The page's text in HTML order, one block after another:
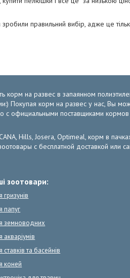
правильний вибір, адже це
корм на развес в запаянном
Покупая корм на развес у нас, Вы
с официальными поставщиками
Hills, Josera, Optimeal, корм в
с бесплатной доставкой
зоотовари:
гризунів
папуг
земноводних
акваріумів
ставків та басейнів
коней